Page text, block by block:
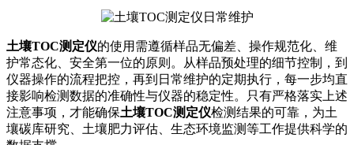
土壤TOC测定仪的使用需遵循样品无偏差、操作规范化、维
护常态化、安全第一位的原则。从样品预处理的细节控制，到
仪器操作的流程把控，再到日常维护的定期执行，每一步均直
接影响检测数据的准确性与仪器的稳定性。只有严格落实上述
注意事项，才能确保土壤TOC测定仪检测结果的可靠，为土
壤碳库研究、土壤肥力评估、生态环境监测等工作提供科学的